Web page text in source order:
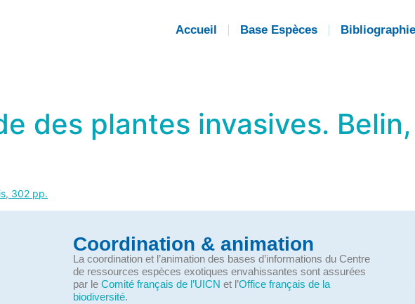
Accueil Base Espèces Bibliographie
des plantes invasives.
302 pp.
Coordination & animation
La coordination et l’animation des bases d’informations du Centre
de ressources espèces exotiques envahissantes sont assurées
par le Comité français de l’UICN et l’Office français de la
biodiversité.